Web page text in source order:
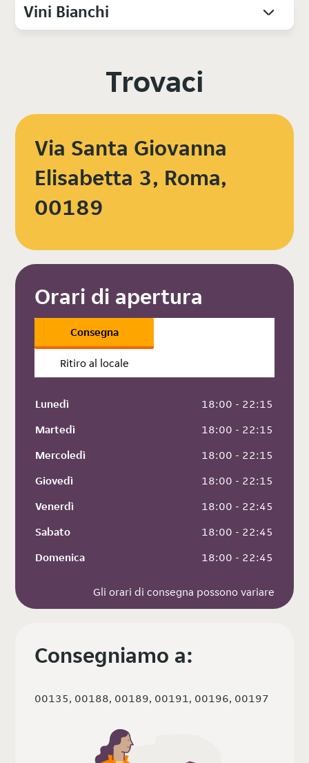
Vini Bianchi
Trovaci
Via Santa Giovanna
Elisabetta 3, Roma,
00189
Orari di apertura
Consegna
Ritiro al locale
Lunedì
18:00 - 22:15
Martedì
18:00 - 22:15
Mercoledì
18:00 - 22:15
Giovedì
18:00 - 22:15
Venerdì
18:00 - 22:45
Sabato
18:00 - 22:45
Domenica
18:00 - 22:45
Gli orari di consegna possono variare
Consegniamo a:
00135, 00188, 00189, 00191, 00196, 00197